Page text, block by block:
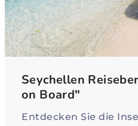
Seychellen
on Board"
Entdecken Sie die